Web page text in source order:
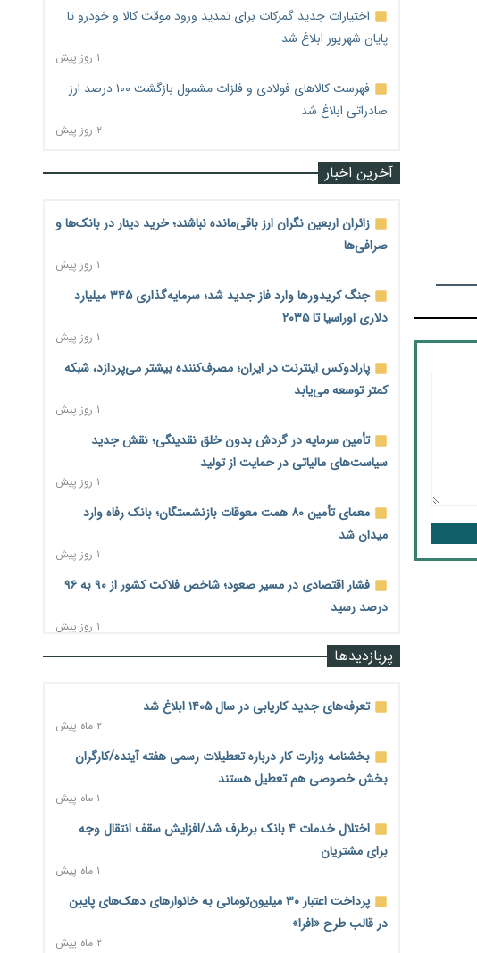
اختیارات جدید گمرکات برای تمدید ورود موقت کالا و خودرو تا
پایان شهریور ابلاغ شد
۱ روز پیش
فهرست کالاهای فولادی و فلزات مشمول بازگشت ۱۰۰ درصد ارز
صادراتی ابلاغ شد
۲ روز پیش
آخرین اخبار
زائران اربعین نگران ارز باقی‌مانده نباشند؛ خرید دینار در بانک‌ها و
صرافی‌ها
۱ روز پیش
جنگ کریدورها وارد فاز جدید شد؛ سرمایه‌گذاری ۳۴۵ میلیارد
دلاری اوراسیا تا ۲۰۳۵
۱ روز پیش
پارادوکس اینترنت در ایران؛ مصرف‌کننده بیشتر می‌پردازد، شبکه
کمتر توسعه می‌یابد
۱ روز پیش
تأمین سرمایه در گردش بدون خلق نقدینگی؛ نقش جدید
سیاست‌های مالیاتی در حمایت از تولید
۱ روز پیش
معمای تأمین ۸۰ همت معوقات بازنشستگان؛ بانک رفاه وارد
میدان شد
۱ روز پیش
فشار اقتصادی در مسیر صعود؛ شاخص فلاکت کشور از ۹۰ به ۹۶
درصد رسید
۱ روز پیش
رشد ۷۵ هزار میلیاردی بازار خرید اعتباری؛ فین‌تک‌ها وارد میدان
۱ روز پیش
آغاز اجرای پایلوت «ردا کارت» برای دانشجویان تحصیلات تکمیلی
۱ روز پیش
محدودیت تازه برای شبکه بانکی؛ افزایش سپرده قانونی با هدف
کنترل تورم
۱ روز پیش
ترمز تولید خودرو کشیده شد؛ افت ۲۵ درصدی تیراژ ایران‌خودرو،
سایپا و پارس‌خودرو
۱ روز پیش
پربازدیدها
تعرفه‌های جدید کاریابی در سال ۱۴۰۵ ابلاغ شد
۲ ماه پیش
بخشنامه وزارت کار درباره تعطیلات رسمی هفته آینده/کارگران
بخش خصوصی هم تعطیل هستند
۱ ماه پیش
اختلال خدمات ۴ بانک برطرف شد/افزایش سقف انتقال وجه
برای مشتریان
۱ ماه پیش
پرداخت اعتبار ۳۰ میلیون‌تومانی به خانوارهای دهک‌های پایین
در قالب طرح «افرا»
۲ ماه پیش